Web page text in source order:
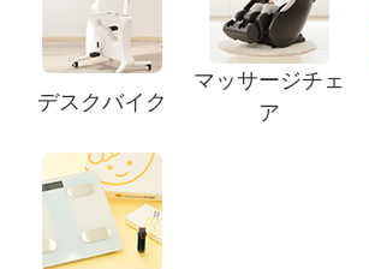
デスクバイク
マッサージチェ
ア